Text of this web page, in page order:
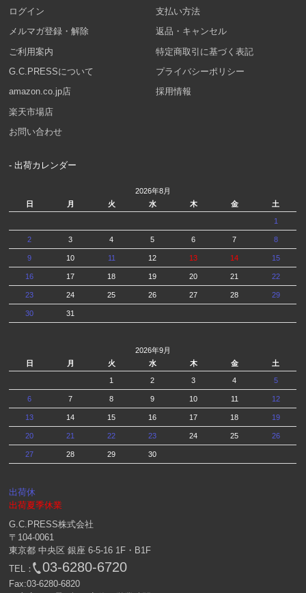
ログイン
メルマガ登録・解除
ご利用案内
G.C.PRESSについて
amazon.co.jp店
楽天市場店
お問い合わせ
支払い方法
返品・キャンセル
特定商取引に基づく表記
プライバシーポリシー
採用情報
- 出荷カレンダー
2026年8月
日
月 火 水 木 金 土
1
2 3 4 5 6 7 8
9 10 11 12 13 14 15
16 17 18 19 20 21 22
23 24 25 26 27 28 29
30 31
2026年9月
日
月 火 水 木 金 土
1 2 3 4 5
6 7 8 9 10 11 12
13 14 15 16 17 18 19
20 21 22 23 24 25 26
27 28 29 30
出荷休
出荷夏季休業
G.C.PRESS株式会社
〒104-0061
東京都 中央区 銀座 6-5-16 1F・B1F
TEL：
03-6280-6720
Fax:03-6280-6820